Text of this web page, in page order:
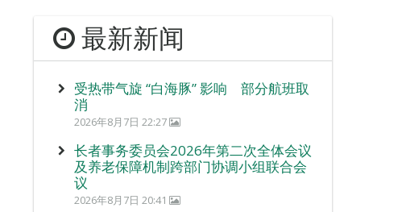
最新新闻
受热带气旋 “白海豚” 影响 部分航班取
消
2026年8月7日 22:27
长者事务委员会2026年第二次全体会议
及养老保障机制跨部门协调小组联合会
议
2026年8月7日 20:41